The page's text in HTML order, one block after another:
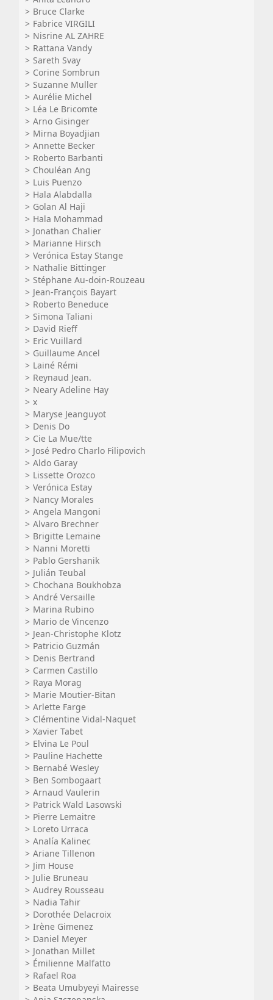
Bruce Clarke
Fabrice VIRGILI
Nisrine AL ZAHRE
Rattana Vandy
Sareth Svay
Corine Sombrun
Suzanne Muller
Aurélie Michel
Léa Le Bricomte
Arno Gisinger
Mirna Boyadjian
Annette Becker
Roberto Barbanti
Chouléan Ang
Luis Puenzo
Hala Alabdalla
Golan Al Haji
Hala Mohammad
Jonathan Chalier
Marianne Hirsch
Verónica Estay Stange
Nathalie Bittinger
Stéphane Au-doin-Rouzeau
Jean-François Bayart
Roberto Beneduce
Simona Taliani
David Rieff
Eric Vuillard
Guillaume Ancel
Lainé Rémi
Reynaud Jean.
Neary Adeline Hay
x
Maryse Jeanguyot
Denis Do
Cie La Mue/tte
José Pedro Charlo Filipovich
Aldo Garay
Lissette Orozco
Verónica Estay
Nancy Morales
Angela Mangoni
Alvaro Brechner
Brigitte Lemaine
Nanni Moretti
Pablo Gershanik
Julián Teubal
Chochana Boukhobza
André Versaille
Marina Rubino
Mario de Vincenzo
Jean-Christophe Klotz
Patricio Guzmán
Denis Bertrand
Carmen Castillo
Raya Morag
Marie Moutier-Bitan
Arlette Farge
Clémentine Vidal-Naquet
Xavier Tabet
Elvina Le Poul
Pauline Hachette
Bernabé Wesley
Ben Sombogaart
Arnaud Vaulerin
Patrick Wald Lasowski
Pierre Lemaitre
Loreto Urraca
Analía Kalinec
Ariane Tillenon
Jim House
Julie Bruneau
Audrey Rousseau
Nadia Tahir
Dorothée Delacroix
Irène Gimenez
Daniel Meyer
Jonathan Millet
Émilienne Malfatto
Rafael Roa
Beata Umubyeyi Mairesse